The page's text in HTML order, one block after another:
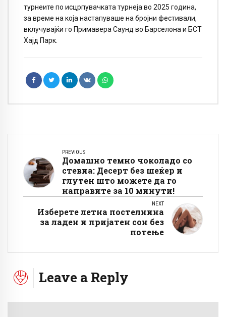
турнеите по исцрпувачката турнеја во 2025 година,
за време на која настапуваше на бројни фестивали,
вклучувајќи го Примавера Саунд во Барселона и БСТ
Хајд Парк.
PREVIOUS
Домашно темно чоколадо со
стевиа: Десерт без шеќер и
глутен што можете да го
направите за 10 минути!
NEXT
Изберете летна постелнина
за ладен и пријатен сон без
потење
Leave a Reply